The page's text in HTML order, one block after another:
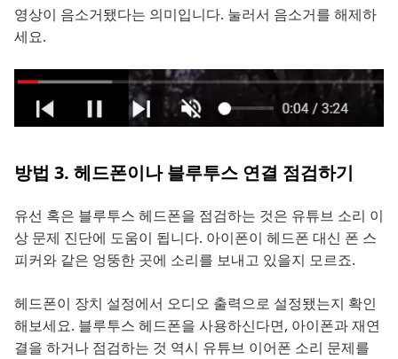
영상이 음소거됐다는 의미입니다. 눌러서 음소거를 해제하
세요.
방법 3. 헤드폰이나 블루투스 연결 점검하기
유선 혹은 블루투스 헤드폰을 점검하는 것은 유튜브 소리 이
상 문제 진단에 도움이 됩니다. 아이폰이 헤드폰 대신 폰 스
피커와 같은 엉뚱한 곳에 소리를 보내고 있을지 모르죠.
헤드폰이 장치 설정에서 오디오 출력으로 설정됐는지 확인
해보세요. 블루투스 헤드폰을 사용하신다면, 아이폰과 재연
결을 하거나 점검하는 것 역시 유튜브 이어폰 소리 문제를